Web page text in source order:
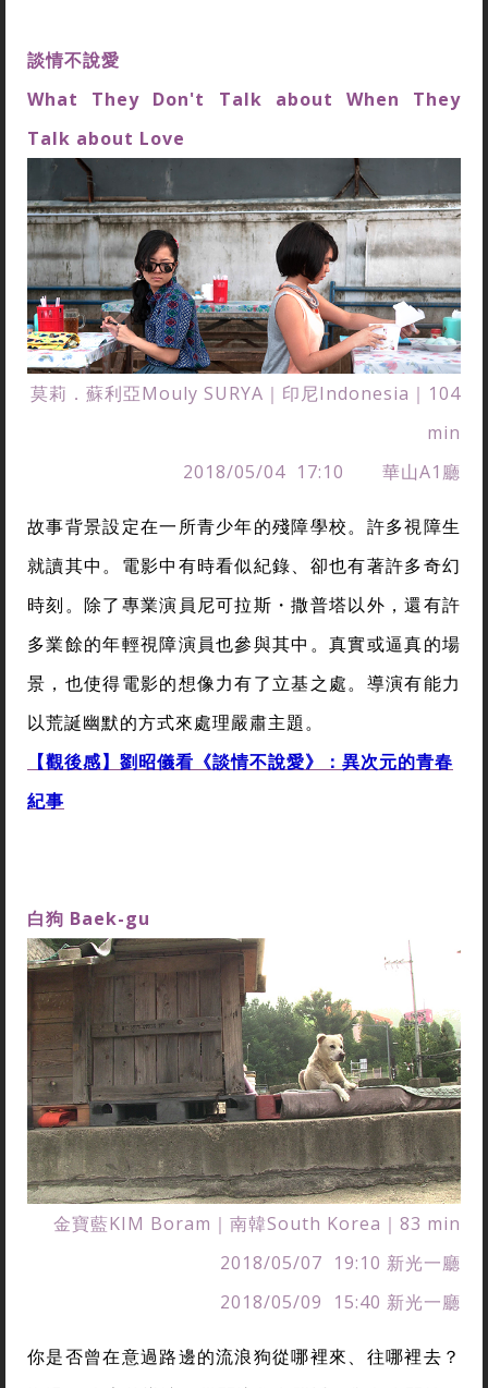
談情不說愛
What They Don't Talk about When They
Talk about Love
莫莉．蘇利亞Mouly SURYA｜印尼Indonesia｜104
min
2018/05/04 17:10 華山A1廳
故事背景設定在一所青少年的殘障學校。許多視障生
就讀其中。電影中有時看似紀錄、卻也有著許多奇幻
時刻。除了專業演員尼可拉斯・撒普塔以外，還有許
多業餘的年輕視障演員也參與其中。真實或逼真的場
景，也使得電影的想像力有了立基之處。導演有能力
以荒誕幽默的方式來處理嚴肅主題。
【觀後感】劉昭儀看《談情不說愛》：異次元的青春
紀事
白狗 Baek-gu
金寶藍KIM Boram｜南韓South Korea｜83 min
2018/05/07 19:10 新光一廳
2018/05/09 15:40 新光一廳
你是否曾在意過路邊的流浪狗從哪裡來、往哪裡去？